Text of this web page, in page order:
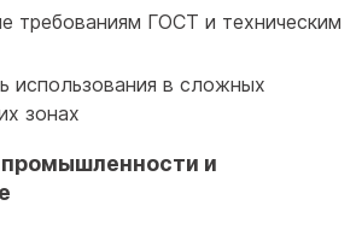
требованиям ГОСТ и техническим
использования в сложных
зонах
и